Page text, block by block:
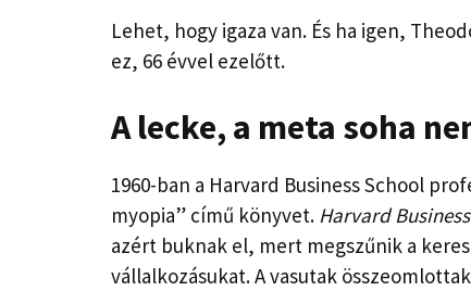
Lehet, hogy igaza van. És ha igen,
ez, 66 évvel ezelőtt.
A lecke, a meta soha
1960-ban a Harvard Business School
myopia” című könyvet. Harvard
azért buknak el, mert megszűnik a
vállalkozásukat. A vasutak